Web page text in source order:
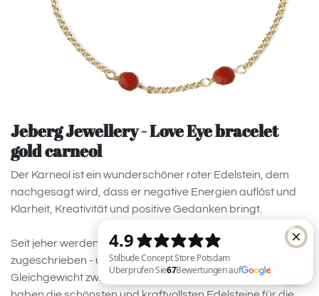
Jeberg Jewellery - Love Eye bracelet
gold carneol
Der Karneol ist ein wunderschöner roter Edelstein, dem
nachgesagt wird, dass er negative Energien auflöst und
Klarheit, Kreativität und positive Gedanken bringt.
Seit jeher werden Edelsteinen besondere Eigenschaften
zugeschrieben - und man glaubt, dass sie das
Gleichgewicht zwischen Körper und Seele herstellen. Wir